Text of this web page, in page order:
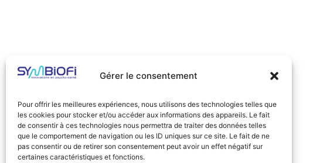
Gérer le consentement
Pour offrir les meilleures expériences, nous utilisons des technologies telles que
les cookies pour stocker et/ou accéder aux informations des appareils. Le fait
de consentir à ces technologies nous permettra de traiter des données telles
que le comportement de navigation ou les ID uniques sur ce site. Le fait de ne
pas consentir ou de retirer son consentement peut avoir un effet négatif sur
certaines caractéristiques et fonctions.